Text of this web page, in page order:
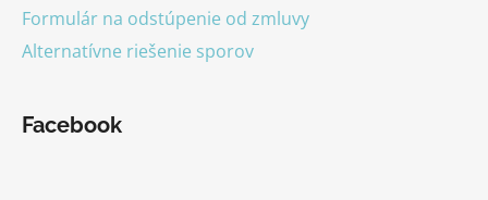
Formulár na odstúpenie od zmluvy
Alternatívne riešenie sporov
Facebook